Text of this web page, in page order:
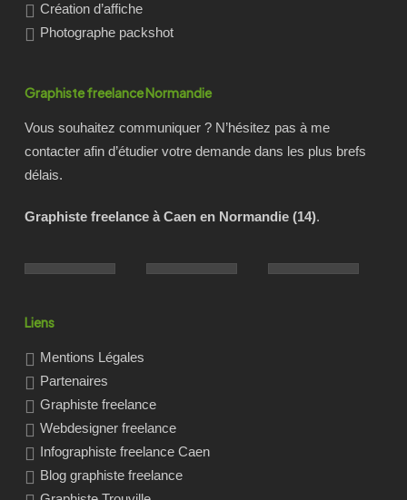
Création d’affiche
Photographe packshot
Graphiste freelance Normandie
Vous souhaitez communiquer ? N’hésitez pas à me
contacter afin d’étudier votre demande dans les plus brefs
délais.
Graphiste freelance à Caen en Normandie (14).
Liens
Mentions Légales
Partenaires
Graphiste freelance
Webdesigner freelance
Infographiste freelance Caen
Blog graphiste freelance